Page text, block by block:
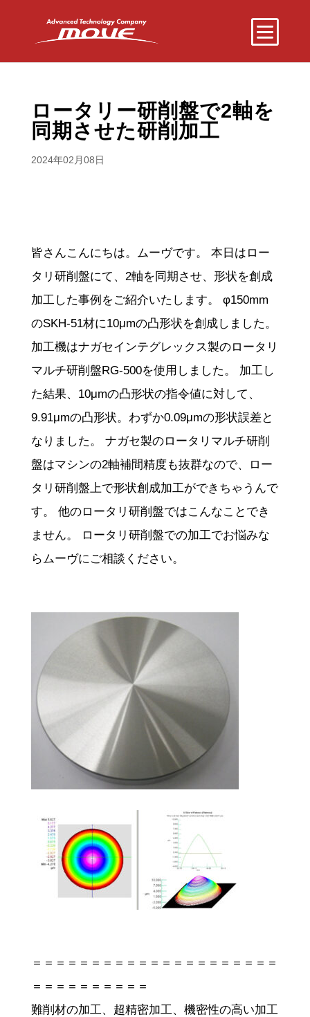
ロータリー研削盤で2軸を
同期させた研削加工
2024年02月08日
皆さんこんにちは。ムーヴです。 本日はロー
タリ研削盤にて、2軸を同期させ、形状を創成
加工した事例をご紹介いたします。 φ150mm
のSKH-51材に10μmの凸形状を創成しました。
加工機はナガセインテグレックス製のロータリ
マルチ研削盤RG-500を使用しました。 加工し
た結果、10μmの凸形状の指令値に対して、
9.91μmの凸形状。わずか0.09μmの形状誤差と
なりました。 ナガセ製のロータリマルチ研削
盤はマシンの2軸補間精度も抜群なので、ロー
タリ研削盤上で形状創成加工ができちゃうんで
す。 他のロータリ研削盤ではこんなことでき
ません。 ロータリ研削盤での加工でお悩みな
らムーヴにご相談ください。
＝＝＝＝＝＝＝＝＝＝＝＝＝＝＝＝＝＝＝＝＝
＝＝＝＝＝＝＝＝＝＝
難削材の加工、超精密加工、機密性の高い加工